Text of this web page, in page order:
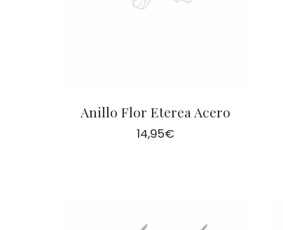
Anillo Flor Eterea Acero
14,95€